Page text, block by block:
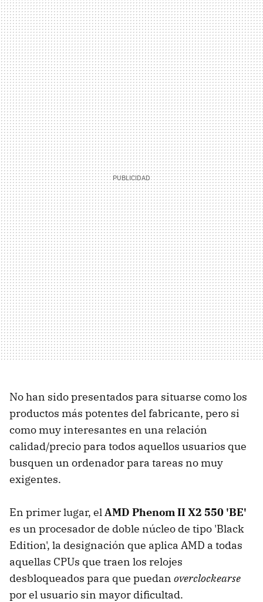
No han sido presentados para situarse como los
productos más potentes del fabricante, pero si
como muy interesantes en una relación
calidad/precio para todos aquellos usuarios que
busquen un ordenador para tareas no muy
exigentes.
En primer lugar, elAMD Phenom II X2 550 'BE'
es un procesador de doble núcleo de tipo 'Black
Edition', la designación que aplica AMD a todas
aquellas CPUs que traen los relojes
desbloqueados para que puedan overclockearse
por el usuario sin mayor dificultad.